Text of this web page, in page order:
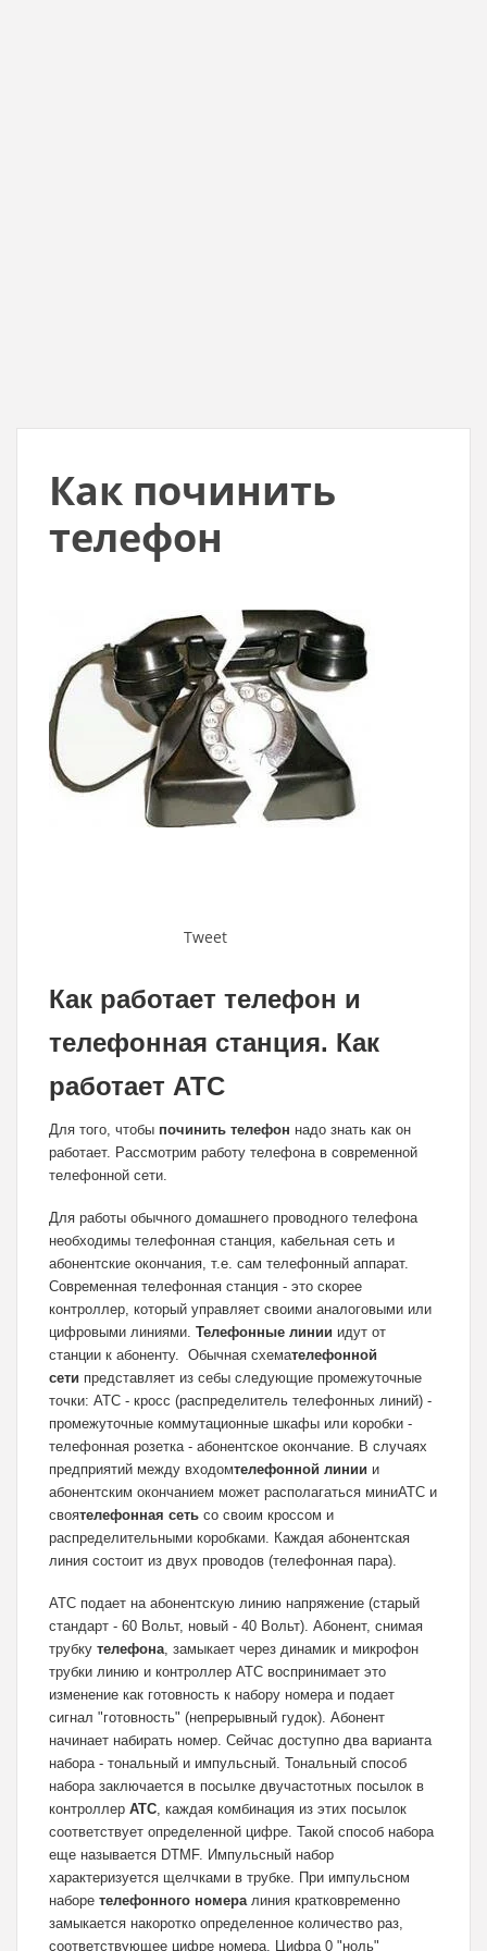
Как починить
телефон
Tweet
Как работает телефон и
телефонная станция. Как
работает АТС
Для того, чтобы починить телефон надо знать как он
работает. Рассмотрим работу телефона в современной
телефонной сети.
Для работы обычного домашнего проводного телефона
необходимы телефонная станция, кабельная сеть и
абонентские окончания, т.е. сам телефонный аппарат.
Современная телефонная станция - это скорее
контроллер, который управляет своими аналоговыми или
цифровыми линиями. Телефонные линии идут от
станции к абоненту. Обычная схемателефонной
сети представляет из себы следующие промежуточные
точки: АТС - кросс (распределитель телефонных линий) -
промежуточные коммутационные шкафы или коробки -
телефонная розетка - абонентское окончание. В случаях
предприятий между входомтелефонной линии и
абонентским окончанием может располагаться миниАТС и
своятелефонная сеть со своим кроссом и
распределительными коробками. Каждая абонентская
линия состоит из двух проводов (телефонная пара).
АТС подает на абонентскую линию напряжение (старый
стандарт - 60 Вольт, новый - 40 Вольт). Абонент, снимая
трубку телефона, замыкает через динамик и микрофон
трубки линию и контроллер АТС воспринимает это
изменение как готовность к набору номера и подает
сигнал "готовность" (непрерывный гудок). Абонент
начинает набирать номер. Сейчас доступно два варианта
набора - тональный и импульсный. Тональный способ
набора заключается в посылке двучастотных посылок в
контроллер АТС, каждая комбинация из этих посылок
соответствует определенной цифре. Такой способ набора
еще называется DTMF. Импульсный набор
характеризуется щелчками в трубке. При импульсном
наборе телефонного номералиния кратковременно
замыкается накоротко определенное количество раз,
соответствующее цифре номера. Цифра 0 "ноль"